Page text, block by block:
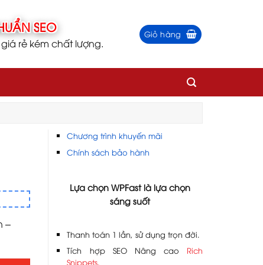
rẻ kém chất lượng.
Giỏ hàng
–
Chương trình khuyến mãi
Chính sách bảo hành
Lựa chọn WPFast là lựa chọn
sáng suốt
Thanh toán 1 lần, sử dụng trọn đời.
Tích hợp SEO Nâng cao Rich
Snippets.